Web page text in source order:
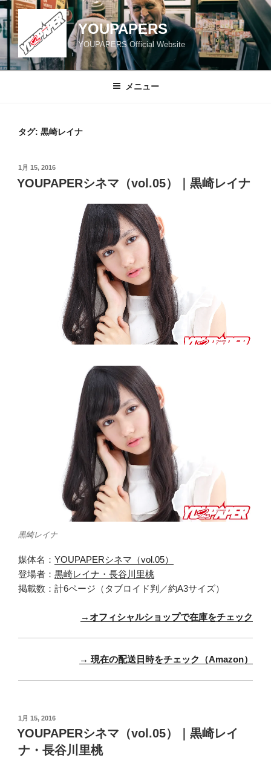
コ
ン
テ
ツ
YOUPAPERS
YOUPAPERS Official Website
メニュー
タグ: 黒崎レイナ
投
稿
日:
1月 15, 2016
YOUPAPERシネマ（vol.05）｜黒崎レイナ
黒崎レイナ
媒体名： YOUPAPERシネマ（vol.05）
登場者： 黒崎レイナ・長谷川里桃
掲載数：計6ページ（タブロイド判／約A3サイズ）
→オフィシャルショップで在庫をチェック
→ 現在の配送日時をチェック（Amazon）
投
稿
日:
1月 15, 2016
YOUPAPERシネマ（vol.05）｜黒崎レイ
ナ・長谷川里桃